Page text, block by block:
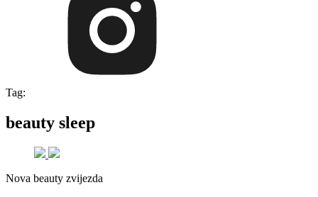
Tag:
beauty sleep
Nova beauty zvijezda